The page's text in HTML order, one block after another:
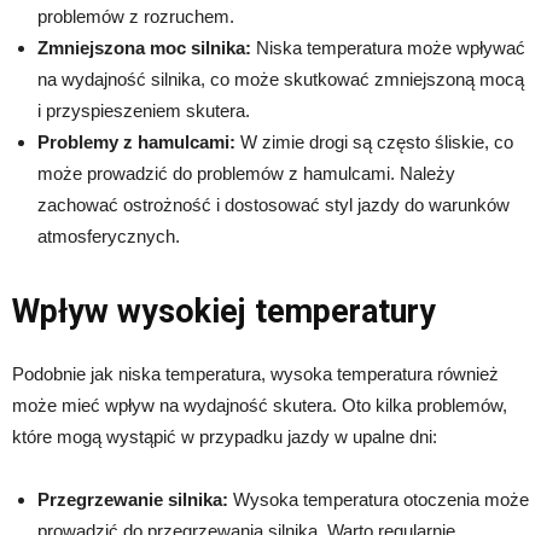
problemów z rozruchem.
Zmniejszona moc silnika: Niska temperatura może wpływać
na wydajność silnika, co może skutkować zmniejszoną mocą
i przyspieszeniem skutera.
Problemy z hamulcami: W zimie drogi są często śliskie, co
może prowadzić do problemów z hamulcami. Należy
zachować ostrożność i dostosować styl jazdy do warunków
atmosferycznych.
Wpływ wysokiej temperatury
Podobnie jak niska temperatura, wysoka temperatura również
może mieć wpływ na wydajność skutera. Oto kilka problemów,
które mogą wystąpić w przypadku jazdy w upalne dni:
Przegrzewanie silnika: Wysoka temperatura otoczenia może